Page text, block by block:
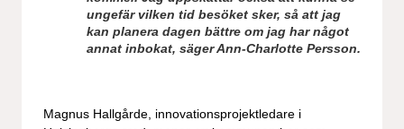
ungefär vilken tid besöket sker, så att jag
kan planera dagen bättre om jag har något
annat inbokat, säger Ann-Charlotte Persson.
Magnus Hallgårde, innovationsprojektledare i